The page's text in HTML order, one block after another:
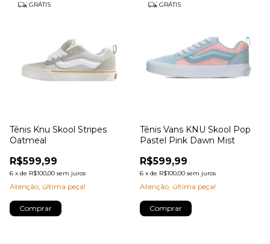
GRÁTIS
Tênis Knu Skool Stripes
Oatmeal
R$599,99
6 x de R$100,00 sem juros
Atenção, última peça!
Comprar
GRÁTIS
Tênis Vans KNU Skool Pop
Pastel Pink Dawn Mist
R$599,99
6 x de R$100,00 sem juros
Atenção, última peça!
Comprar